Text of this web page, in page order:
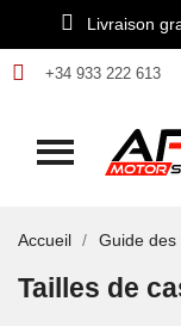
Livraison
+34 933 222 613
Accueil Guide des
Tailles de